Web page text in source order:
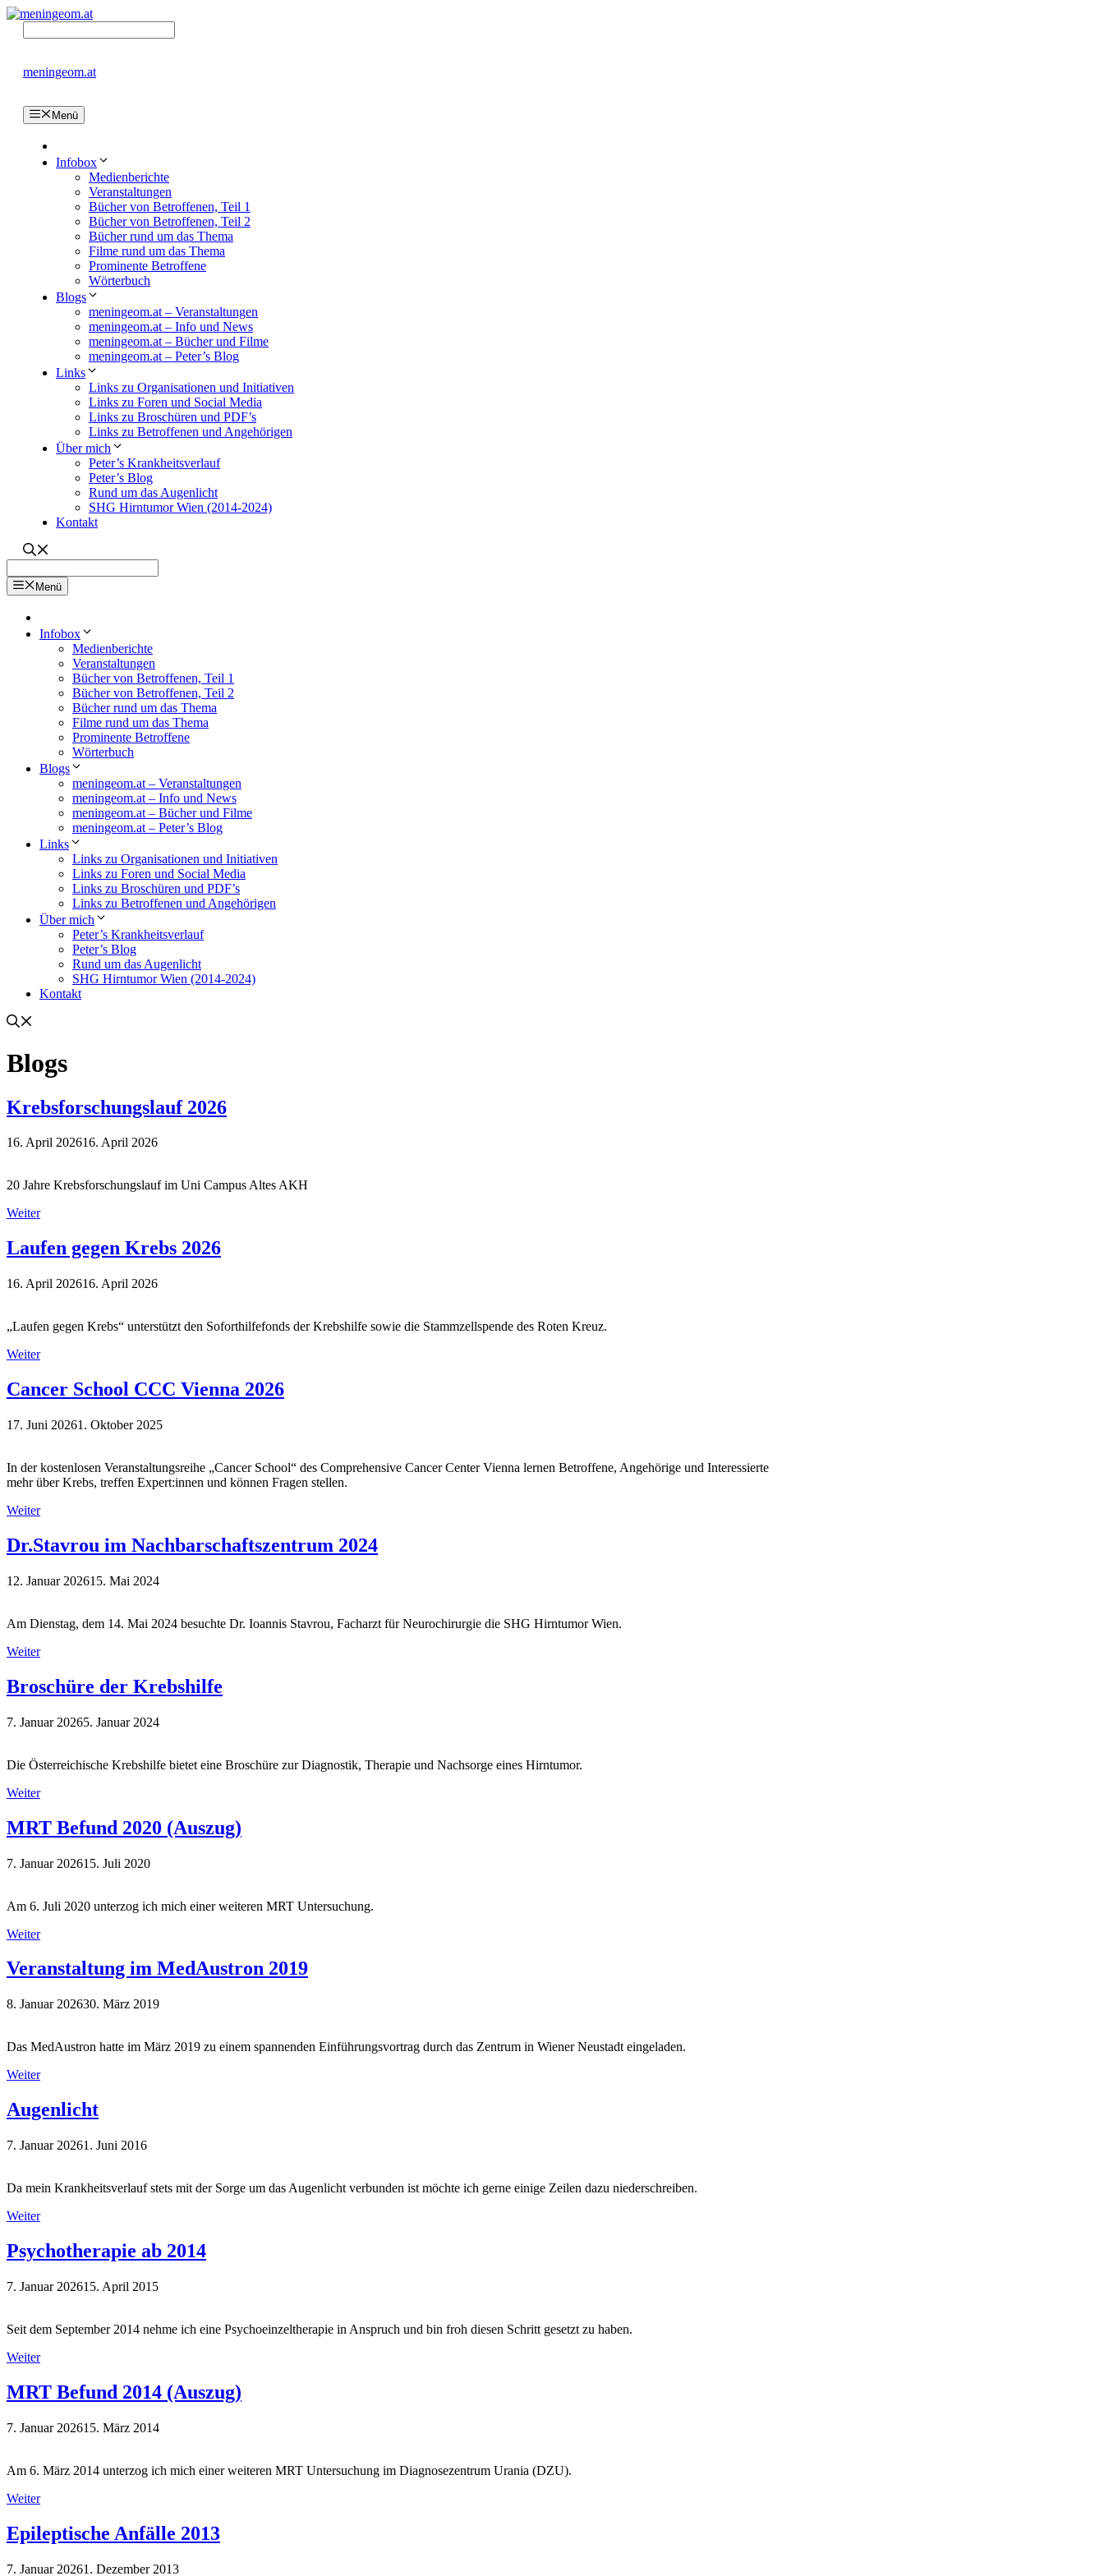
Zum
springen
meningeom.at
Menü
Infobox
Medienberichte
Veranstaltungen
Bücher von Betroffenen, Teil 1
Bücher von Betroffenen, Teil 2
Bücher rund um das Thema
Filme rund um das Thema
Prominente Betroffene
Wörterbuch
Blogs
meningeom.at – Veranstaltungen
meningeom.at – Info und News
meningeom.at – Bücher und Filme
meningeom.at – Peter’s Blog
Links
Links zu Organisationen und Initiativen
Links zu Foren und Social Media
Links zu Broschüren und PDF’s
Links zu Betroffenen und Angehörigen
Über mich
Peter’s Krankheitsverlauf
Peter’s Blog
Rund um das Augenlicht
SHG Hirntumor Wien (2014-2024)
Kontakt
Menü
Infobox
Medienberichte
Veranstaltungen
Bücher von Betroffenen, Teil 1
Bücher von Betroffenen, Teil 2
Bücher rund um das Thema
Filme rund um das Thema
Prominente Betroffene
Wörterbuch
Blogs
meningeom.at – Veranstaltungen
meningeom.at – Info und News
meningeom.at – Bücher und Filme
meningeom.at – Peter’s Blog
Links
Links zu Organisationen und Initiativen
Links zu Foren und Social Media
Links zu Broschüren und PDF’s
Links zu Betroffenen und Angehörigen
Über mich
Peter’s Krankheitsverlauf
Peter’s Blog
Rund um das Augenlicht
SHG Hirntumor Wien (2014-2024)
Kontakt
Blogs
Krebsforschungslauf 2026
16. April 202616. April 2026
20 Jahre Krebsforschungslauf im Uni Campus Altes AKH
Weiter
Laufen gegen Krebs 2026
16. April 202616. April 2026
„Laufen gegen Krebs“ unterstützt den Soforthilfefonds der Krebshilfe sowie die Stammzellspende des Roten Kreuz.
Weiter
Cancer School CCC Vienna 2026
17. Juni 20261. Oktober 2025
In der kostenlosen Veranstaltungsreihe „Cancer School“ des Comprehensive Cancer Center Vienna lernen Betroffene, Angehörige und Interessierte
mehr über Krebs, treffen Expert:innen und können Fragen stellen.
Weiter
Dr.Stavrou im Nachbarschaftszentrum 2024
12. Januar 202615. Mai 2024
Am Dienstag, dem 14. Mai 2024 besuchte Dr. Ioannis Stavrou, Facharzt für Neurochirurgie die SHG Hirntumor Wien.
Weiter
Broschüre der Krebshilfe
7. Januar 20265. Januar 2024
Die Österreichische Krebshilfe bietet eine Broschüre zur Diagnostik, Therapie und Nachsorge eines Hirntumor.
Weiter
MRT Befund 2020 (Auszug)
7. Januar 202615. Juli 2020
Am 6. Juli 2020 unterzog ich mich einer weiteren MRT Untersuchung.
Weiter
Veranstaltung im MedAustron 2019
8. Januar 202630. März 2019
Das MedAustron hatte im März 2019 zu einem spannenden Einführungsvortrag durch das Zentrum in Wiener Neustadt eingeladen.
Weiter
Augenlicht
7. Januar 20261. Juni 2016
Da mein Krankheitsverlauf stets mit der Sorge um das Augenlicht verbunden ist möchte ich gerne einige Zeilen dazu niederschreiben.
Weiter
Psychotherapie ab 2014
7. Januar 202615. April 2015
Seit dem September 2014 nehme ich eine Psychoeinzeltherapie in Anspruch und bin froh diesen Schritt gesetzt zu haben.
Weiter
MRT Befund 2014 (Auszug)
7. Januar 202615. März 2014
Am 6. März 2014 unterzog ich mich einer weiteren MRT Untersuchung im Diagnosezentrum Urania (DZU).
Weiter
Epileptische Anfälle 2013
7. Januar 20261. Dezember 2013